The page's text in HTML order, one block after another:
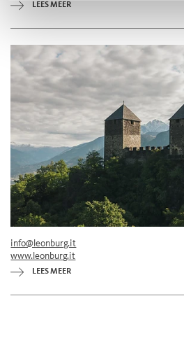
LEES MEER
info@leonburg.it
www.leonburg.it
LEES MEER